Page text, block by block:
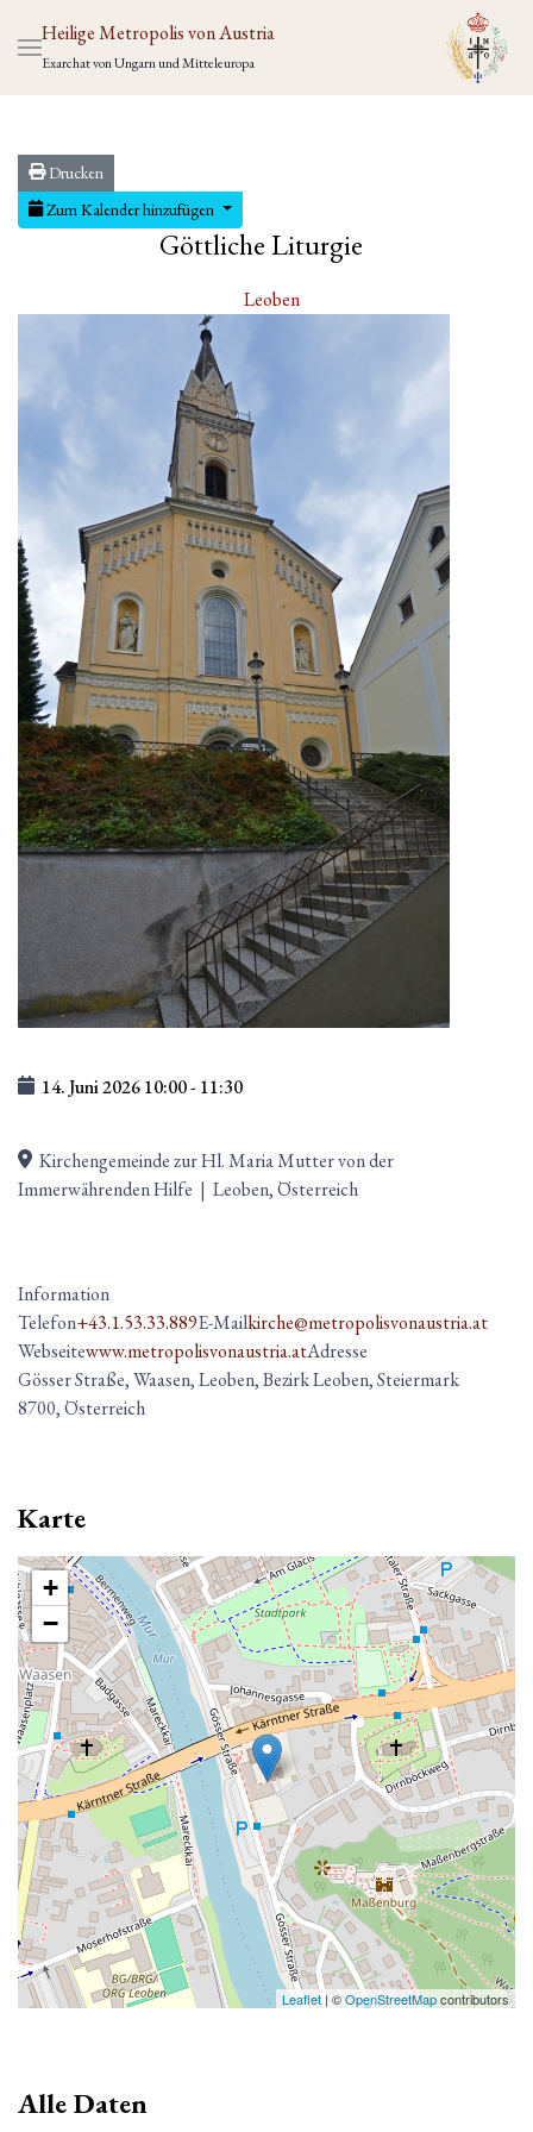
Heilige Metropolis von Austria
Exarchat von Ungarn und Mitteleuropa
Drucken
Zum Kalender hinzufügen
Göttliche Liturgie
Leoben
14. Juni 202610:00- 11:30
Kirchengemeinde zur Hl. Maria Mutter von der
Immerwährenden Hilfe | Leoben, Österreich
Information
Telefon+43.1.53.33.889E-Mailkirche@metropolisvonaustria.at
Webseitewww.metropolisvonaustria.atAdresse
Gösser Straße, Waasen, Leoben, Bezirk Leoben, Steiermark
8700, Österreich
Karte
+
−
Leaflet| ©OpenStreetMapcontributors
Alle Daten